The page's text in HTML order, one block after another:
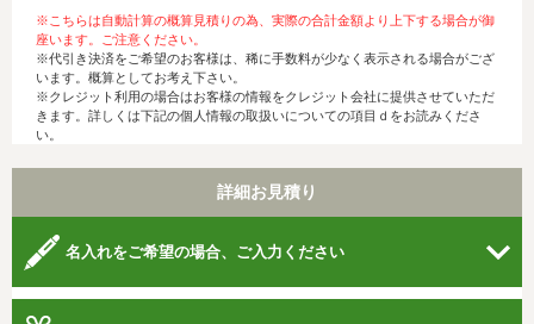
※こちらは自動計算の概算見積りの為、実際の合計金額より上下する場合が御
座います。ご注意ください。
※代引き決済をご希望のお客様は、稀に手数料が少なく表示される場合がござ
います。概算としてお考え下さい。
※クレジット利用の場合はお客様の情報をクレジット会社に提供させていただ
きます。詳しくは下記の個人情報の取扱いについての項目ｄをお読みくださ
い。
詳細お見積り
名入れをご希望の場合、ご入力ください